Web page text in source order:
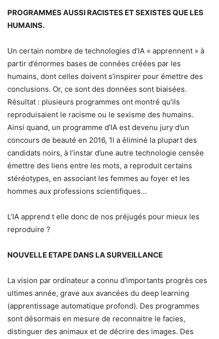
PROGRAMMES AUSSI RACISTES ET SEXISTES QUE LES
HUMAINS.
Un certain nombre de technologies d’IA « apprennent » à
partir d’énormes bases de connées créées par les
humains, dont celles doivent s’inspirer pour émettre des
conclusions. Or, ce sont des données sont biaisées.
Résultat : plusieurs programmes ont montré qu’ils
reproduisaient le racisme ou le sexisme des humains.
Ainsi quand, un programme d’IA est devenu jury d’un
concours de beauté en 2016, 1l a éliminé la plupart des
candidats noirs, à l’instar d’une autre technologie censée
émettre des liens entre les mots, a reproduit certains
stéréotypes, en associant les femmes au foyer et les
hommes aux professions scientifiques…
L’IA apprend t elle donc de nos préjugés pour mieux les
reproduire ?
NOUVELLE ETAPE DANS LA SURVEILLANCE
La vision par ordinateur a connu d’importants progrès ces
ultimes année, grave aux avancées du deep learning
(apprentissage automatique profond). Des programmes
sont désormais en mesure de reconnaitre le facies,
distinguer des animaux et de décrire des images. Des